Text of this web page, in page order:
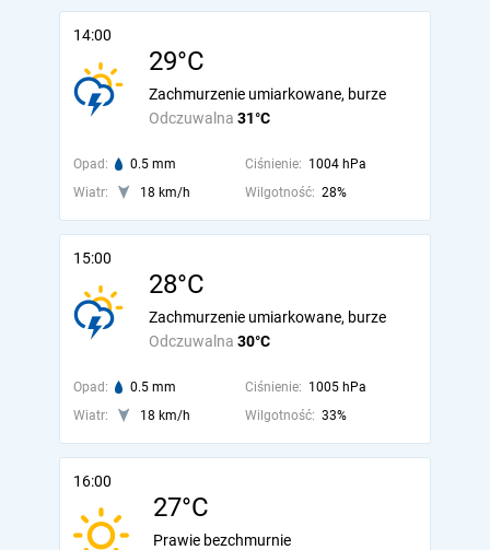
14:00
29°C
Odczuwalna 31°C
Zachmurzenie umiarkowane, burze
Opad: 0.5 mm Ciśnienie: 1004 hPa
Wiatr:
18 km/h Wilgotność: 28%
15:00
28°C
Odczuwalna 30°C
Zachmurzenie umiarkowane, burze
Opad: 0.5 mm Ciśnienie: 1005 hPa
Wiatr:
18 km/h Wilgotność: 33%
16:00
27°C
Prawie bezchmurnie